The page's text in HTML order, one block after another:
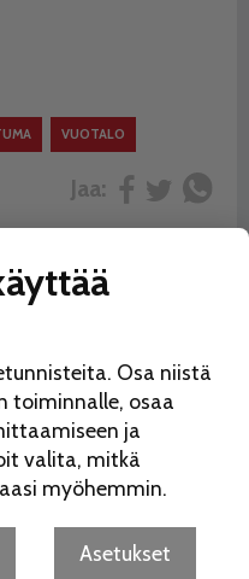
VUOTALO
Jaa:
Osa niistä
toiminnalle, osaa
ja
valita, mitkä
myöhemmin.
Asetukset